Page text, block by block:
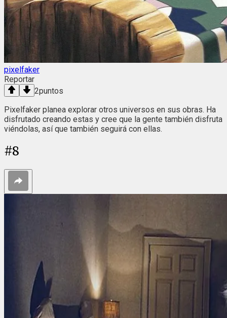
pixelfaker
Reportar
2puntos
Pixelfaker planea explorar otros universos en sus obras. Ha
disfrutado creando estas y cree que la gente también disfruta
viéndolas, así que también seguirá con ellas.
#8